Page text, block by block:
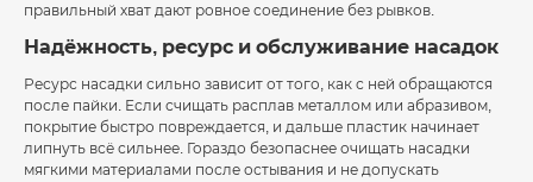
правильный хват дают ровное соединение без рывков.
Надёжность, ресурс и обслуживание насадок
Ресурс насадки сильно зависит от того, как с ней обращаются
после пайки. Если счищать расплав металлом или абразивом,
покрытие быстро повреждается, и дальше пластик начинает
липнуть всё сильнее. Гораздо безопаснее очищать насадки
мягкими материалами после остывания и не допускать